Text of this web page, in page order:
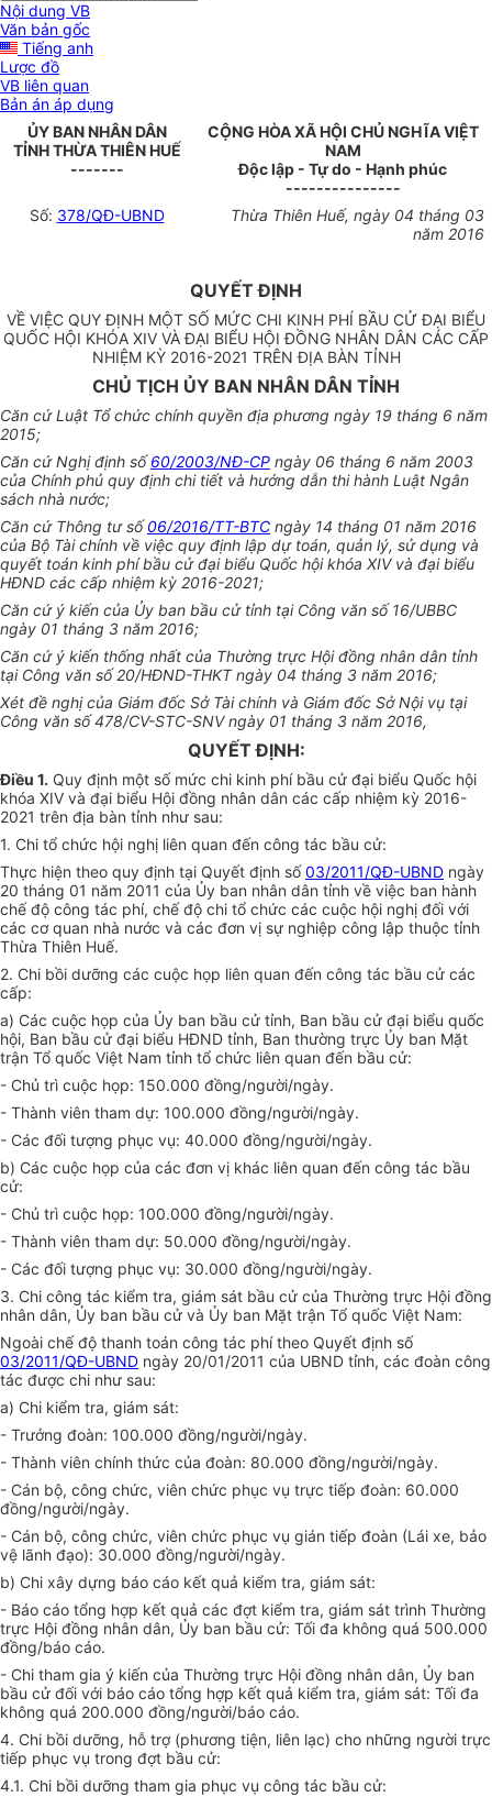
Nội dung VB
Văn bản gốc
Tiếng anh
Lược đồ
VB liên quan
Bản án áp dụng
ỦY BAN NHÂN DÂN
TỈNH THỪA THIÊN HUẾ
-------
CỘNG HÒA XÃ HỘI CHỦ NGHĨA VIỆT
NAM
Độc lập - Tự do - Hạnh phúc
---------------
Số: 378/QĐ-UBND Thừa Thiên Huế, ngày 04 tháng 03
năm 2016
QUYẾT ĐỊNH
VỀ VIỆC QUY ĐỊNH MỘT SỐ MỨC CHI KINH PHÍ BẦU CỬ ĐẠI BIỂU
QUỐC HỘI KHÓA XIV VÀ ĐẠI BIỂU HỘI ĐỒNG NHÂN DÂN CÁC CẤP
NHIỆM KỲ 2016-2021 TRÊN ĐỊA BÀN TỈNH
CHỦ TỊCH ỦY BAN NHÂN DÂN TỈNH
Căn cứ Luật Tổ chức chính quyền địa phương ngày 19 tháng 6 năm
2015;
Căn cứ Nghị định số60/2003/NĐ-CP ngày 06 tháng 6 năm 2003
của Chính phủ quy định chi tiết và hướng dẫn thi hành Luật Ngân
sách nhà nước;
Căn cứ Thông tư số06/2016/TT-BTC ngày 14 tháng 01 năm 2016
của Bộ Tài chính về việc quy định lập dự toán, quản lý, sử dụng và
quyết toán kinh phí bầu cử đại biểu Quốc hội khóa XIV và đại biểu
HĐND các cấp nhiệm kỳ 2016-2021;
Căn cứ ý kiến của Ủy ban bầu cử tỉnh tại Công văn số 16/UBBC
ngày 01 tháng 3 năm 2016;
Căn cứ ý kiến thống nhất của Thường trực Hội đồng nhân dân tỉnh
tại Công văn số 20/HĐND-THKT ngày 04 tháng 3 năm 2016;
Xét đề nghị của Giám đốc Sở Tài chính và Giám đốc Sở Nội vụ tại
Công văn số 478/CV-STC-SNV ngày 01 tháng 3 năm 2016,
QUYẾT ĐỊNH:
Điều 1. Quy định một số mức chi kinh phí bầu cử đại biểu Quốc hội
khóa XIV và đại biểu Hội đồng nhân dân các cấp nhiệm kỳ 2016-
2021 trên địa bàn tỉnh như sau:
1. Chi tổ chức hội nghị liên quan đến công tác bầu cử:
Thực hiện theo quy định tại Quyết định số03/2011/QĐ-UBND ngày
20 tháng 01 năm 2011 của Ủy ban nhân dân tỉnh về việc ban hành
chế độ công tác phí, chế độ chi tổ chức các cuộc hội nghị đối với
các cơ quan nhà nước và các đơn vị sự nghiệp công lập thuộc tỉnh
Thừa Thiên Huế.
2. Chi bồi dưỡng các cuộc họp liên quan đến công tác bầu cử các
cấp:
a) Các cuộc họp của Ủy ban bầu cử tỉnh, Ban bầu cử đại biểu quốc
hội, Ban bầu cử đại biểu HĐND tỉnh, Ban thường trực Ủy ban Mặt
trận Tổ quốc Việt Nam tỉnh tổ chức liên quan đến bầu cử:
- Chủ trì cuộc họp: 150.000 đồng/người/ngày.
- Thành viên tham dự: 100.000 đồng/người/ngày.
- Các đối tượng phục vụ: 40.000 đồng/người/ngày.
b) Các cuộc họp của các đơn vị khác liên quan đến công tác bầu
cử:
- Chủ trì cuộc họp: 100.000 đồng/người/ngày.
- Thành viên tham dự: 50.000 đồng/người/ngày.
- Các đối tượng phục vụ: 30.000 đồng/người/ngày.
3. Chi công tác kiểm tra, giám sát bầu cử của Thường trực Hội đồng
nhân dân, Ủy ban bầu cử và Ủy ban Mặt trận Tổ quốc Việt Nam:
Ngoài chế độ thanh toán công tác phí theo Quyết định số
03/2011/QĐ-UBND ngày 20/01/2011 của UBND tỉnh, các đoàn công
tác được chi như sau:
a) Chi kiểm tra, giám sát:
- Trưởng đoàn: 100.000 đồng/người/ngày.
- Thành viên chính thức của đoàn: 80.000 đồng/người/ngày.
- Cán bộ, công chức, viên chức phục vụ trực tiếp đoàn: 60.000
đồng/người/ngày.
- Cán bộ, công chức, viên chức phục vụ gián tiếp đoàn (Lái xe, bảo
vệ lãnh đạo): 30.000 đồng/người/ngày.
b) Chi xây dựng báo cáo kết quả kiểm tra, giám sát:
- Báo cáo tổng hợp kết quả các đợt kiểm tra, giám sát trình Thường
trực Hội đồng nhân dân, Ủy ban bầu cử: Tối đa không quá 500.000
đồng/báo cáo.
- Chi tham gia ý kiến của Thường trực Hội đồng nhân dân, Ủy ban
bầu cử đối với báo cáo tổng hợp kết quả kiểm tra, giám sát: Tối đa
không quá 200.000 đồng/người/báo cáo.
4. Chi bồi dưỡng, hỗ trợ (phương tiện, liên lạc) cho những người trực
tiếp phục vụ trong đợt bầu cử:
4.1. Chi bồi dưỡng tham gia phục vụ công tác bầu cử: